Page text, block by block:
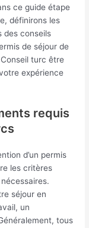
ce guide étape
définirons les
des conseils
de séjour de
turc être
expérience
requis
d’un permis
les critères
séjour en
un
tous